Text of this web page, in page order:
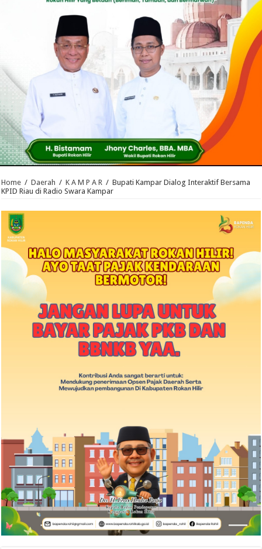
Home / Daerah / K A M P A R / Bupati Kampar Dialog Interaktif Bersama
KPID Riau di Radio Swara Kampar